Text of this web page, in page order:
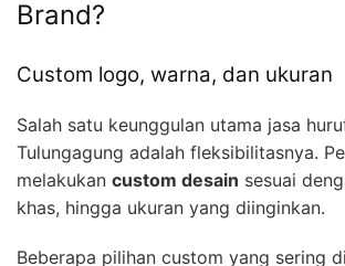
Brand?
Custom logo, warna, dan ukuran
Salah satu keunggulan utama jasa
Tulungagung adalah fleksibilitasnya.
melakukan custom desain sesuai
khas, hingga ukuran yang diinginkan.
Beberapa pilihan custom yang sering